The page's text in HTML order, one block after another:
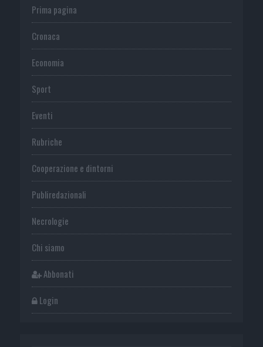
Prima pagina
Cronaca
Economia
Sport
Eventi
Rubriche
Cooperazione e dintorni
Publiredazionali
Necrologie
Chi siamo
Abbonati
Login